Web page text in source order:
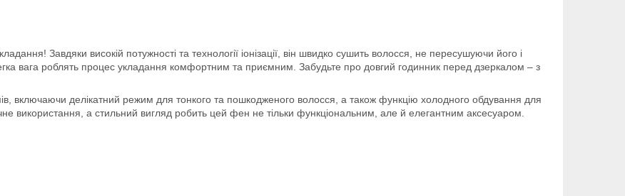
Завдяки високій потужності та технології іонізації, він швидко сушить волосся, не пересушуючи його і
вага роблять процес укладання комфортним та приємним. Забудьте про довгий годинник перед дзеркалом – з
включаючи делікатний режим для тонкого та пошкодженого волосся, а також функцію холодного обдування для
використання, а стильний вигляд робить цей фен не тільки функціональним, але й елегантним аксесуаром.